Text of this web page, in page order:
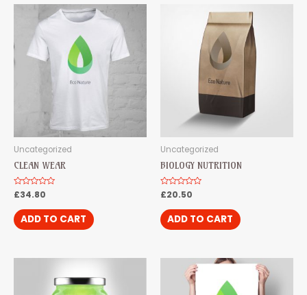
Uncategorized
CLEAN WEAR
Rated
0
out
of
5
£34.80
ADD TO CART
Uncategorized
BIOLOGY NUTRITION
Rated
0
out
of
5
£20.50
ADD TO CART